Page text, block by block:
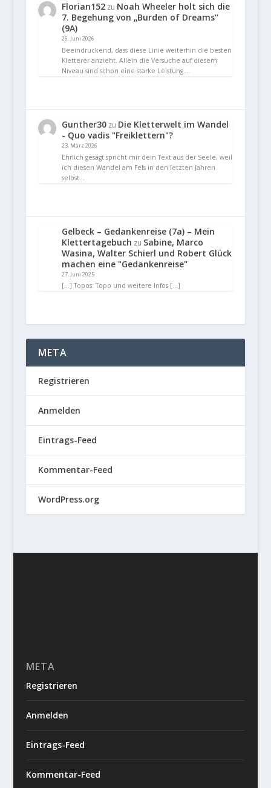
Florian152zu Noah Wheeler holt sich die
7. Begehung von „Burden of Dreams“
(9A)
26. Juni 2026
Beeindruckend, dass diese Linie weiterhin die besten
Kletterer anzieht. Allein die Versuche auf diesem
Niveau sind schon eine starke Leistung.…
Gunther30zu Die Kletterwelt im Wandel
- Quo vadis "Freiklettern"?
23. März 2026
Ehrlich gesagt spricht mir dein Text aus der Seele, weil
ich diesen Wandel am Fels in den letzten Jahren
selbst…
Gelbeck – Gedankenreise (7a) – Mein
Klettertagebuch zu Sabine, Marco
Wasina, Walter Schierl und Robert Glück
machen eine "Gedankenreise"
27. Juni 2025
[…] Topos: Topo und weitere Infos […]
META
Registrieren
Anmelden
Eintrags-Feed
Kommentar-Feed
WordPress.org
META
Registrieren
Anmelden
Eintrags-Feed
Kommentar-Feed